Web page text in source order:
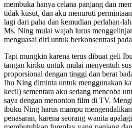
membuka hanya celana panjang dan
tidak kusut, dan aku menuruti
lagi dari paha dan kemudian perlahan-
Ms. Ning mulai wajah lurus
menguasai diri untuk berkonsentrasi
Tapi mungkin karena terus dibuat geli
tangan kiriku untuk mulai menyentuh
proporsional dengan tinggi dan berat
Ibu Ning diminta untuk menggunakan
kecil) sementara aku sedang mencoba
saya dengan menonton film di TV.
ibuku Ning harus mampu
penasaran, karena seorang wanita